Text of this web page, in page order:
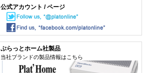
公式アカウント / ページ
ぷらっとホーム社製品
当社ブランドの製品情報はこちら